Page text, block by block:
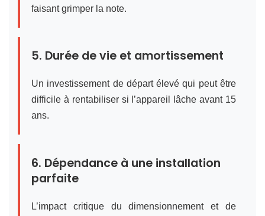
faisant grimper la note.
5. Durée de vie et amortissement
Un investissement de départ élevé qui peut être
difficile à rentabiliser si l’appareil lâche avant 15
ans.
6. Dépendance à une installation
parfaite
L’impact critique du dimensionnement et de